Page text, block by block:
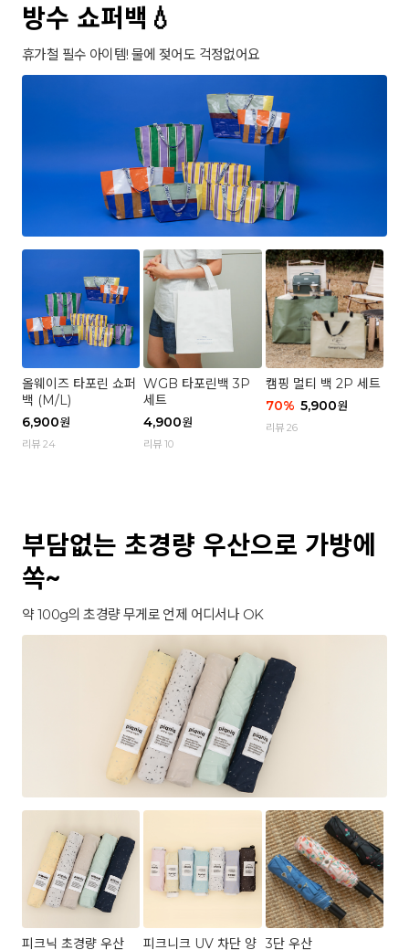
방수 쇼퍼백💧
휴가철 필수 아이템! 물에 젖어도 걱정없어요
올웨이즈 타포린 쇼퍼
백 (M/L)
6,900원
리뷰 24
WGB 타포린백 3P
세트
4,900원
리뷰 10
캠핑 멀티 백 2P 세트
70% 5,900원
리뷰 26
부담없는 초경량 우산으로 가방에
쏙~
약 100g의 초경량 무게로 언제 어디서나 OK
피크닉 초경량 우산
피크니크 UV 차단 양 3단 우산